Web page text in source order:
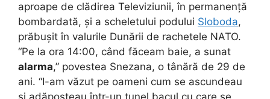
aproape de clădirea Televiziunii, în permanență
bombardată, și a scheletului podului Sloboda,
prăbușit în valurile Dunării de rachetele NATO.
“Pe la ora 14:00, când făceam baie, a sunat
alarma,” povestea Snezana, o tânără de 29 de
ani. “I-am văzut pe oameni cum se ascundeau